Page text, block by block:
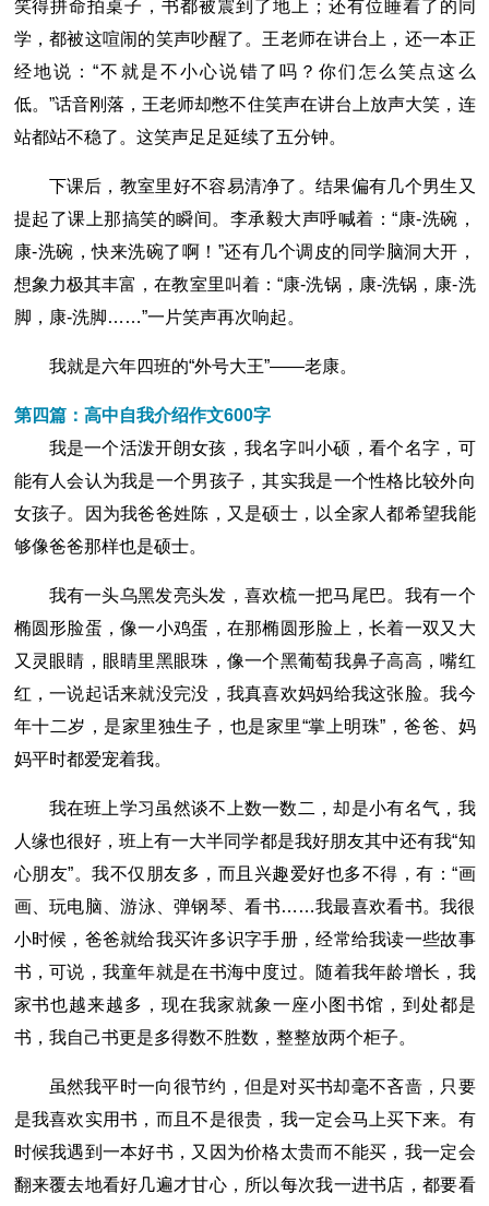
笑得拼命拍桌子，书都被震到了地上；还有位睡着了的同
学，都被这喧闹的笑声吵醒了。王老师在讲台上，还一本正
经地说：“不就是不小心说错了吗？你们怎么笑点这么
低。”话音刚落，王老师却憋不住笑声在讲台上放声大笑，连
站都站不稳了。这笑声足足延续了五分钟。
下课后，教室里好不容易清净了。结果偏有几个男生又
提起了课上那搞笑的瞬间。李承毅大声呼喊着：“康-洗碗，
康-洗碗，快来洗碗了啊！”还有几个调皮的同学脑洞大开，
想象力极其丰富，在教室里叫着：“康-洗锅，康-洗锅，康-洗
脚，康-洗脚……”一片笑声再次响起。
我就是六年四班的“外号大王”――老康。
第四篇：高中自我介绍作文600字
我是一个活泼开朗女孩，我名字叫小硕，看个名字，可
能有人会认为我是一个男孩子，其实我是一个性格比较外向
女孩子。因为我爸爸姓陈，又是硕士，以全家人都希望我能
够像爸爸那样也是硕士。
我有一头乌黑发亮头发，喜欢梳一把马尾巴。我有一个
椭圆形脸蛋，像一小鸡蛋，在那椭圆形脸上，长着一双又大
又灵眼睛，眼睛里黑眼珠，像一个黑葡萄我鼻子高高，嘴红
红，一说起话来就没完没，我真喜欢妈妈给我这张脸。我今
年十二岁，是家里独生子，也是家里“掌上明珠”，爸爸、妈
妈平时都爱宠着我。
我在班上学习虽然谈不上数一数二，却是小有名气，我
人缘也很好，班上有一大半同学都是我好朋友其中还有我“知
心朋友”。我不仅朋友多，而且兴趣爱好也多不得，有：“画
画、玩电脑、游泳、弹钢琴、看书……我最喜欢看书。我很
小时候，爸爸就给我买许多识字手册，经常给我读一些故事
书，可说，我童年就是在书海中度过。随着我年龄增长，我
家书也越来越多，现在我家就象一座小图书馆，到处都是
书，我自己书更是多得数不胜数，整整放两个柜子。
虽然我平时一向很节约，但是对买书却毫不吝啬，只要
是我喜欢实用书，而且不是很贵，我一定会马上买下来。有
时候我遇到一本好书，又因为价格太贵而不能买，我一定会
翻来覆去地看好几遍才甘心，所以每次我一进书店，都要看